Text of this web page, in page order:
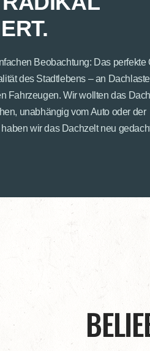
Beobachtung: Das perfekte
des Stadtlebens – an
Fahrzeugen. Wir wollten das
unabhängig vom Auto oder der
wir das Dachzelt neu